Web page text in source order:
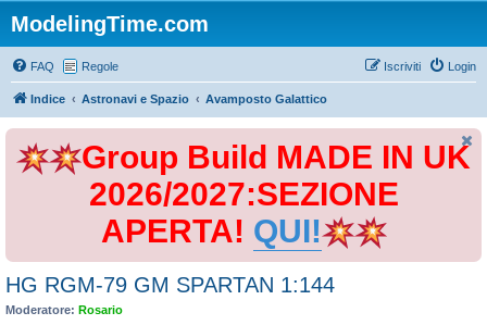
ModelingTime.com
FAQ Regole Login
Iscriviti
Indice Astronavi e Spazio Avamposto Galattico
Group Build MADE IN UK
2026/2027:SEZIONE
APERTA! QUI!
HG RGM-79 GM SPARTAN 1:144
Moderatore: Rosario